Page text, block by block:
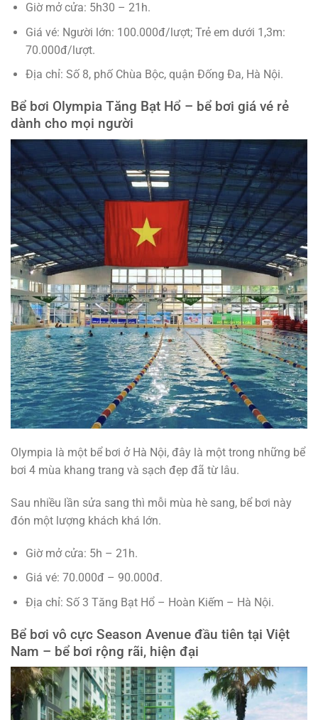
Giờ mở cửa: 5h30 – 21h.
Giá vé: Người lớn: 100.000đ/lượt; Trẻ em dưới 1,3m:
70.000đ/lượt.
Địa chỉ: Số 8, phố Chùa Bộc, quận Đống Đa, Hà Nội.
Bể bơi Olympia Tăng Bạt Hổ – bể bơi giá vé rẻ
dành cho mọi người
Olympia là một bể bơi ở Hà Nội, đây là một trong những bể
bơi 4 mùa khang trang và sạch đẹp đã từ lâu.
Sau nhiều lần sửa sang thì mỗi mùa hè sang, bể bơi này
đón một lượng khách khá lớn.
Giờ mở cửa: 5h – 21h.
Giá vé: 70.000đ – 90.000đ.
Địa chỉ: Số 3 Tăng Bạt Hổ – Hoàn Kiếm – Hà Nội.
Bể bơi vô cực Season Avenue đầu tiên tại Việt
Nam – bể bơi rộng rãi, hiện đại